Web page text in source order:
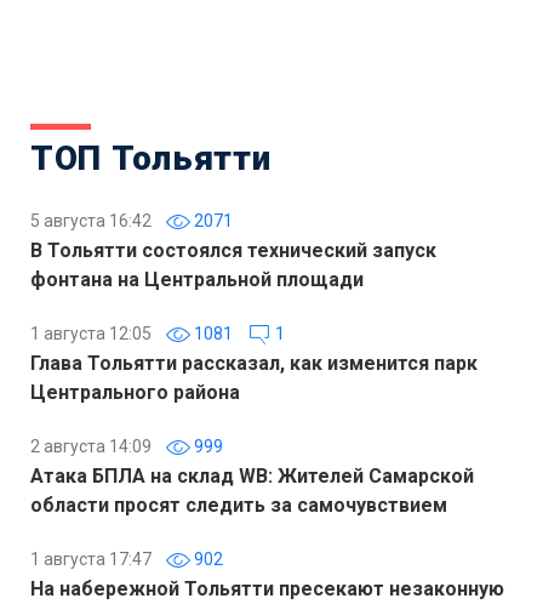
ТОП Тольятти
5 августа 16:42 2071
В Тольятти состоялся технический запуск
фонтана на Центральной площади
1 августа 12:05 1081 1
Глава Тольятти рассказал, как изменится парк
Центрального района
2 августа 14:09 999
Атака БПЛА на склад WB: Жителей Самарской
области просят следить за самочувствием
1 августа 17:47 902
На набережной Тольятти пресекают незаконную